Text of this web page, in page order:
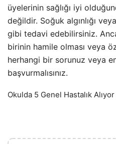
üyelerinin sağlığı iyi
değildir. Soğuk algınlığı
gibi tedavi edebilirsiniz.
birinin hamile olması veya
herhangi bir sorunuz veya
başvurmalısınız.
Okulda 5 Genel Hastalık Alıyor